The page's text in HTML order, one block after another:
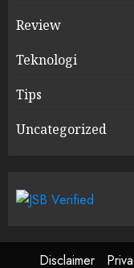
Review
Teknologi
Tips
Uncategorized
Disclaimer